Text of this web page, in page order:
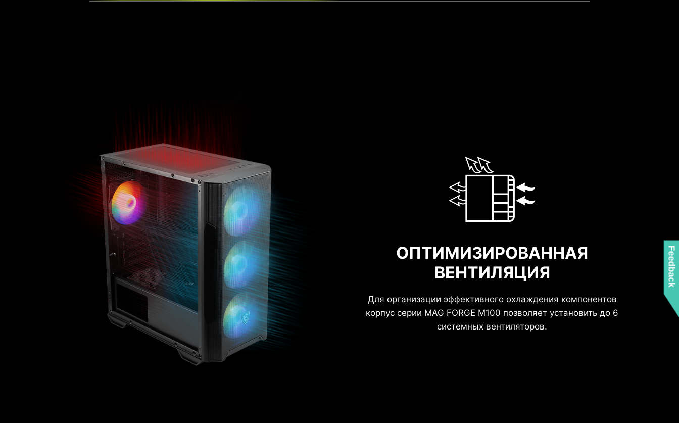
ОПТИМИЗИРОВАННАЯ
ВЕНТИЛЯЦИЯ
Для организации эффективного охлаждения компонентов
корпус серии MAG FORGE M100 позволяет установить до 6
системных вентиляторов.
Поддержка вентиляторов
Feedback